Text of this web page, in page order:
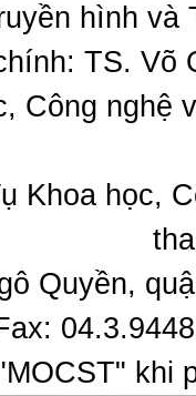
hình
TS.
Công nghệ
Khoa học,
Quyền,
khi